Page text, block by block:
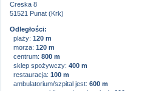
Creska 8
51521 Punat (Krk)
Odległości:
plaży: 120 m
morza: 120 m
centrum: 800 m
sklep spożywczy: 400 m
restauracja: 100 m
ambulatorium/szpital jest: 600 m